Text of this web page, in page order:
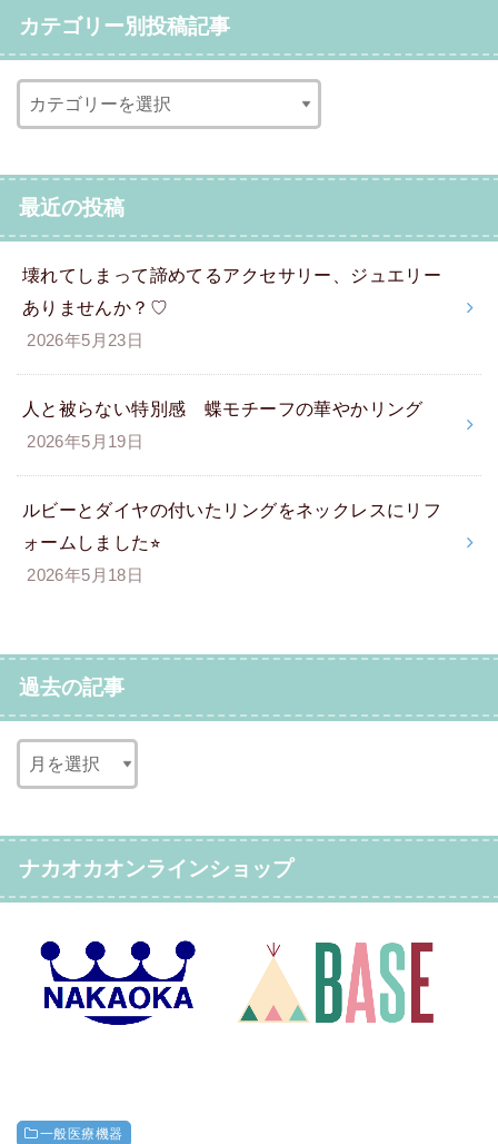
カテゴリー別投稿記事
最近の投稿
壊れてしまって諦めてるアクセサリー、ジュエリー
ありませんか？♡
2026年5月23日
人と被らない特別感 蝶モチーフの華やかリング
2026年5月19日
ルビーとダイヤの付いたリングをネックレスにリフ
ォームしました⭐︎
2026年5月18日
過去の記事
ナカオカオンラインショップ
一般医療機器